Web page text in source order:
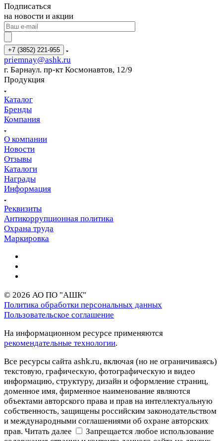
Подписаться
на новости и акции
+7 (3852) 221-955
priemnay@ashk.ru
г. Барнаул. пр-кт Космонавтов, 12/9
Продукция
Каталог
Бренды
Компания
О компании
Новости
Отзывы
Каталоги
Награды
Информация
Реквизиты
Антикоррупционная политика
Охрана труда
Маркировка
© 2026 АО ПО "АШК"
Политика обработки персональных данных
Пользовательское соглашение
На информационном ресурсе применяются
рекомендательные технологии.
Все ресурсы сайта ashk.ru, включая (но не ограничиваясь)
текстовую, графическую, фотографическую и видео
информацию, структуру, дизайн и оформление страниц,
доменное имя, фирменное наименование являются
объектами авторского права и прав на интеллектуальную
собственность, защищены российским законодательством
и международными соглашениями об охране авторских
прав. Читать далее
Запрещается любое использование